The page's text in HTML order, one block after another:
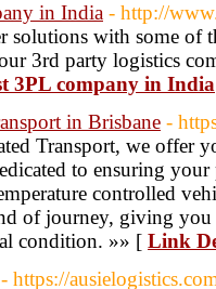
in India - http://
solutions with some
3rd party logistics
3PL company in India
in Brisbane -
Transport, we offer
to ensuring
controlled
of journey, giving
condition. »» [ Link
- https://